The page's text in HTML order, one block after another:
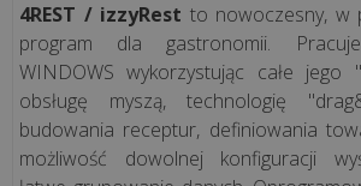
4REST / izzyRest to nowoczesny, w
program dla gastronomii.
WINDOWS wykorzystując całe jego
obsługę myszą, technologię
budowania receptur, definiowania
możliwość dowolnej konfiguracji